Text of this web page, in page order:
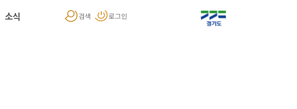
소식 검색 로그인